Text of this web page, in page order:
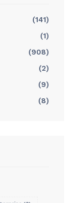
(141)
(1)
(908)
(2)
(9)
(8)